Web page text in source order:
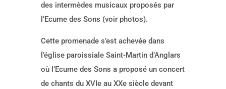
des intermèdes musicaux proposés par
l’Ecume des Sons (voir photos).
Cette promenade s’est achevée dans
l’église paroissiale Saint-Martin d’Anglars
où l’Ecume des Sons a proposé un concert
de chants du XVIe au XXe siècle devant